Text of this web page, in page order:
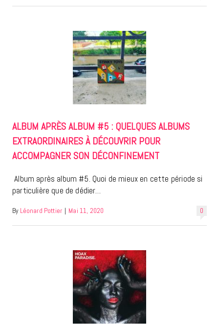
ALBUM APRÈS ALBUM #5 : QUELQUES ALBUMS
EXTRAORDINAIRES À DÉCOUVRIR POUR
ACCOMPAGNER SON DÉCONFINEMENT
Album après album #5. Quoi de mieux en cette période si
particulière que de dédier…
0
By Léonard Pottier | Mai 11, 2020